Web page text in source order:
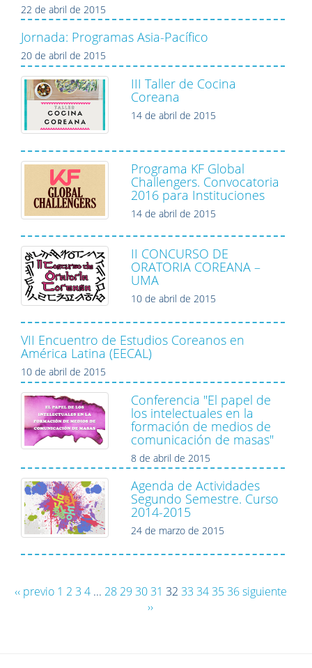
22 de abril de 2015
Jornada: Programas Asia-Pacífico
20 de abril de 2015
III Taller de Cocina
Coreana
14 de abril de 2015
Programa KF Global
Challengers. Convocatoria
2016 para Instituciones
14 de abril de 2015
II CONCURSO DE
ORATORIA COREANA –
UMA
10 de abril de 2015
VII Encuentro de Estudios Coreanos en
América Latina (EECAL)
10 de abril de 2015
Conferencia "El papel de
los intelectuales en la
formación de medios de
comunicación de masas"
8 de abril de 2015
Agenda de Actividades
Segundo Semestre. Curso
2014-2015
24 de marzo de 2015
‹‹ previo 1 2 3 4... 28 29 30 31 32 33 34 35 36 siguiente
››